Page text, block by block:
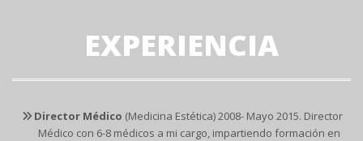
EXPERIENCIA
Director Médico (Medicina Estética) 2008- Mayo 2015. Director
Médico con 6-8 médicos a mi cargo, impartiendo formación en